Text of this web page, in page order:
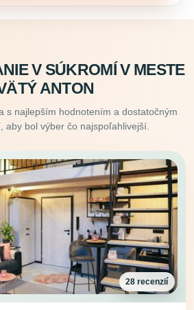
V SÚKROMÍ V MESTE
ANTON
s najlepším hodnotením a dostatočným
aby bol výber čo najspoľahlivejší.
28 recenzií